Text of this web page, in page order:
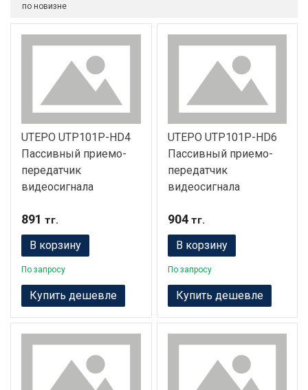
по новизне
UTEPO UTP101P-HD4
Пассивный приемо-
передатчик
видеосигнала
891 тг.
В корзину
По запросу
Купить дешевле
UTEPO UTP101P-HD6
Пассивный приемо-
передатчик
видеосигнала
904тг.
В корзину
По запросу
Купить дешевле